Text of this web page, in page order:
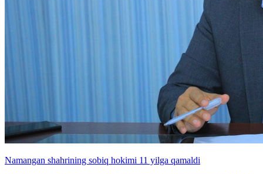
Namangan shahrining sobiq hokimi 11 yilga qamaldi